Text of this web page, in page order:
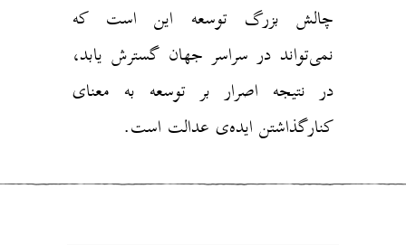
چالش بزرگ توسعه این است که
نمی‌تواند در سراسر جهان گسترش یابد،
در نتیجه اصرار بر توسعه‌ به معنای
کنارگذاشتن ایده‌ی عدالت است.